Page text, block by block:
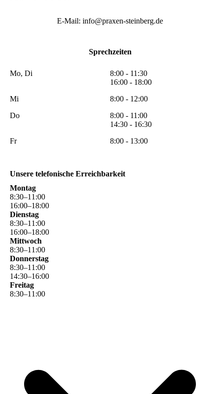
E-Mail: info@praxen-steinberg.de
Sprechzeiten
Mo, Di
Mi
Do
Fr
8:00 - 11:30
16:00 - 18:00
8:00 - 12:00
8:00 - 11:00
14:30 - 16:30
8:00 - 13:00
Unsere telefonische Erreichbarkeit
Montag
8:30–11 :00
16:00–18:00
Dienstag
8:30–11 :00
16:00–18:00
Mittwoch
8:30–11 :00
Donnerstag
8:30–11 :00
14:30–16:00
Freitag
8:30–11 :00